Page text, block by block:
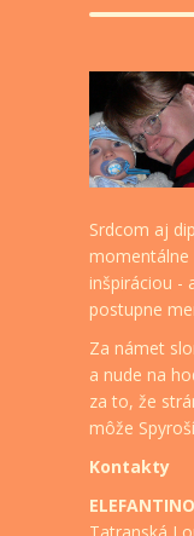
Srdcom aj
momentálne
inšpiráciou -
postupne
Za námet
a nude na
za to, že
môže
Kontakty
Tatranská